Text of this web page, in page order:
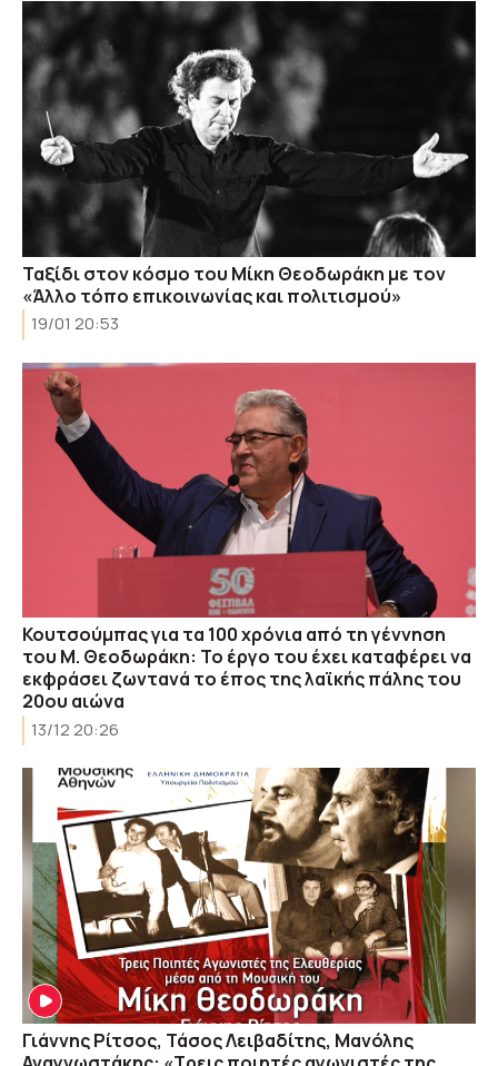
Ταξίδι στον κόσμο του Μίκη Θεοδωράκη με τον
«Άλλο τόπο επικοινωνίας και πολιτισμού»
19/01 20:53
Κουτσούμπας για τα 100 χρόνια από τη γέννηση
του Μ. Θεοδωράκη: Το έργο του έχει καταφέρει να
εκφράσει ζωντανά το έπος της λαϊκής πάλης του
20ου αιώνα
13/12 20:26
Γιάννης Ρίτσος, Τάσος Λειβαδίτης, Μανόλης